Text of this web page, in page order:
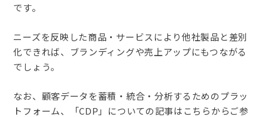
です。
ニーズを反映した商品・サービスにより他社製品と差別
化できれば、ブランディングや売上アップにもつながる
でしょう。
なお、顧客データを蓄積・統合・分析するためのプラッ
トフォーム、「CDP」についての記事はこちらからご参